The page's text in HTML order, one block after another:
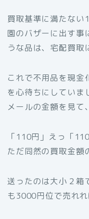
買取基準に満たな
園のバザーに出す事
うな品は、宅配買取
これで不用品を現金
を心待ちにしていま
メールの金額を見て
「110円」えっ「
ただ同然の買取金額
送ったのは大小２箱
も3000円位で売れ